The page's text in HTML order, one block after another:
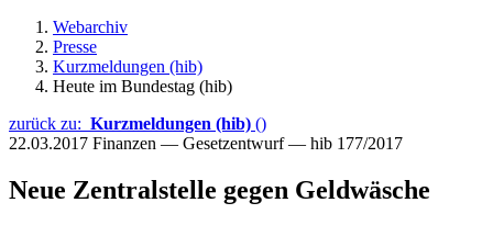
Webarchiv
Presse
Kurzmeldungen (hib)
Heute im Bundestag (hib)
zurück zu: Kurzmeldungen (hib) ()
22.03.2017 Finanzen — Gesetzentwurf — hib 177/2017
Neue Zentralstelle gegen Geldwäsche